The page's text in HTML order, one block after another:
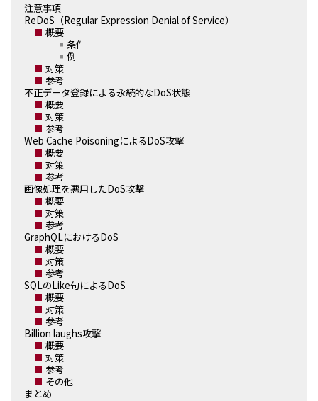
注意事項
ReDoS（Regular Expression Denial of Service）
概要
条件
例
対策
参考
不正データ登録による永続的なDoS状態
概要
対策
参考
Web Cache PoisoningによるDoS攻撃
概要
対策
参考
画像処理を悪用したDoS攻撃
概要
対策
参考
GraphQLにおけるDoS
概要
対策
参考
SQLのLike句によるDoS
概要
対策
参考
Billion laughs攻撃
概要
対策
参考
その他
まとめ